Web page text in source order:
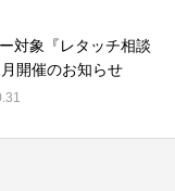
対象『レタッチ相談
開催のお知らせ